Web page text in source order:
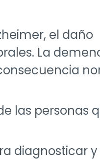
el daño
La
las personas
diagnosticar